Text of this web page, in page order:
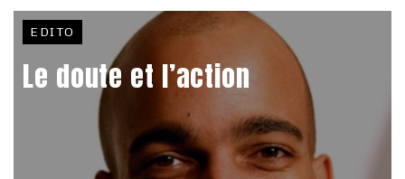
EDITO
Le doute et l’action